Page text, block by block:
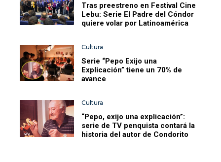
Tras preestreno en Festival Cine
Lebu: Serie El Padre del Cóndor
quiere volar por Latinoamérica
Cultura
Serie “Pepo Exijo una
Explicación” tiene un 70% de
avance
Cultura
“Pepo, exijo una explicación”:
serie de TV penquista contará la
historia del autor de Condorito